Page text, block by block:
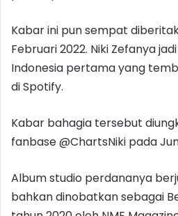
Kabar ini pun sempat
Februari 2022. Niki Zefanya
Indonesia pertama yang
di Spotify.
Kabar bahagia tersebut
fanbase @ChartsNiki pada
Album studio perdananya
bahkan dinobatkan sebagai